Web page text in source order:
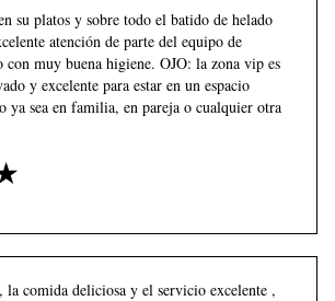
su platos y sobre todo el batido de helado
atención de parte del equipo de
con muy buena higiene. OJO: la zona vip es
y excelente para estar en un espacio
ya sea en familia, en pareja o cualquier otra
comida deliciosa y el servicio excelente ,